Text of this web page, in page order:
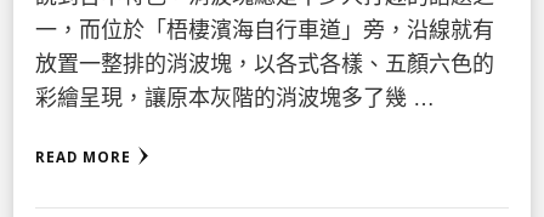
一，而位於「梧棲濱海自行車道」旁，沿線就有
放置一整排的消波塊，以各式各樣、五顏六色的
彩繪呈現，讓原本灰階的消波塊多了幾 …
READ MORE